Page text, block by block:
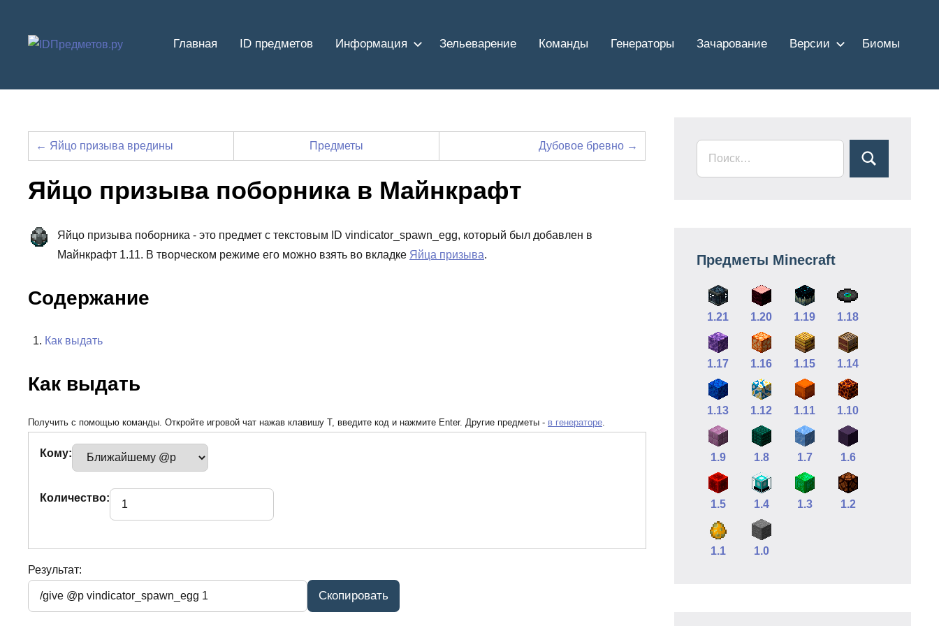
содержимому
Главная ID предметов Информация Зельеварение Команды Генераторы Зачарование Версии Биомы
← Яйцо призыва вредины Предметы Дубовое бревно →
Яйцо призыва поборника в Майнкрафт
Яйцо призыва поборника - это предмет с текстовым ID vindicator_spawn_egg, который был добавлен в
Майнкрафт 1.11. В творческом режиме его можно взять во вкладке Яйца призыва.
Содержание
Как выдать
Как выдать
Получить с помощью команды. Откройте игровой чат нажав клавишу T, введите код и нажмите Enter. Другие предметы - в генераторе
Кому:
Количество:
Результат:
Предметы Minecraft
1.21 1.20 1.19 1.18
1.17 1.16 1.15 1.14
1.13 1.12 1.11 1.10
1.9 1.8 1.7 1.6
1.5 1.4 1.3 1.2
1.1 1.0